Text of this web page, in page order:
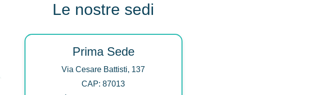
Le nostre sedi
Prima Sede
Via Cesare Battisti, 137
CAP: 87013